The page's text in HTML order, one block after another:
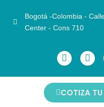
Bogotá -Colombia -
Center - Cons 710
COTIZA